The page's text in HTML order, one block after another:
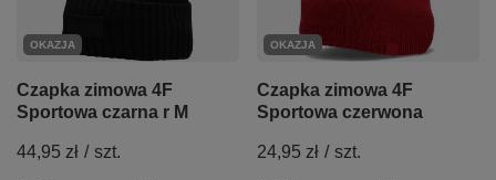
OKAZJA
Czapka zimowa 4F
Sportowa czarna r M
44,95 zł / szt.
OKAZJA
Czapka zimowa 4F
Sportowa czerwona
24,95 zł / szt.